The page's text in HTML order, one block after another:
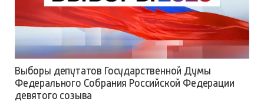
Выборы депутатов Государственной Думы
Федерального Собрания Российской Федерации
девятого созыва